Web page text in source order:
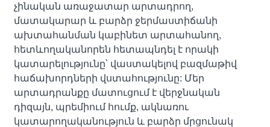
չինական առաջատար արտադրող,
մատակարար և բարձր ջերմաստիճանի
ախտահանման կաբինետ արտահանող,
հետևողականորեն հետապնդել է որակի
կատարելությունը՝ վաստակելով բազմաթիվ
հաճախորդների վստահությունը: Մեր
արտադրանքը մատուցում է վերջնական
դիզայն, պրեմիում հումք, ակնառու
կատարողականություն և բարձր մրցունակ